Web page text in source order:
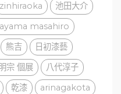
zinhiraoka
池田大介
masahiro
熊吉
日初漆藝
宗 個展
八代淳子
乾漆
arinagakota